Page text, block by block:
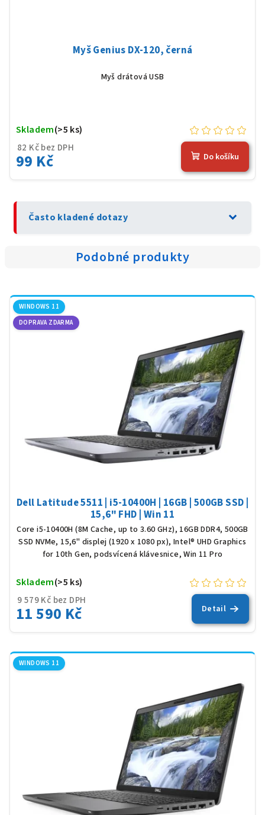
Myš Genius DX-120, černá
Myš drátová USB
82 Kč bez DPH
99 Kč
Skladem(>5 ks)
Do košíku
Často kladené dotazy expand_more
Podobné produkty
WINDOWS 11
DOPRAVA ZDARMA
Dell Latitude 5511 | i5-10400H | 16GB | 500GB SSD |
15,6" FHD | Win 11
Core i5-10400H (8M Cache, up to 3.60 GHz), 16GB DDR4, 500GB
SSD NVMe, 15,6" displej (1920 x 1080 px), Intel® UHD Graphics
for 10th Gen, podsvícená klávesnice, Win 11 Pro
9 579 Kč bez DPH
11 590 Kč
Skladem(>5 ks)
Detail
WINDOWS 11